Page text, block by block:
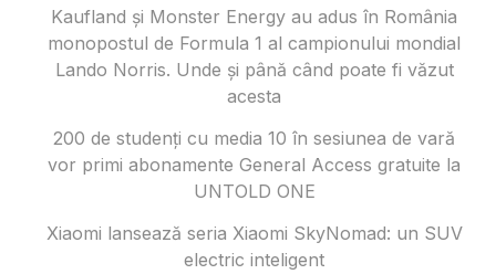
Kaufland și Monster Energy au adus în România
monopostul de Formula 1 al campionului mondial
Lando Norris. Unde și până când poate fi văzut
acesta
200 de studenți cu media 10 în sesiunea de vară
vor primi abonamente General Access gratuite la
UNTOLD ONE
Xiaomi lansează seria Xiaomi SkyNomad: un SUV
electric inteligent